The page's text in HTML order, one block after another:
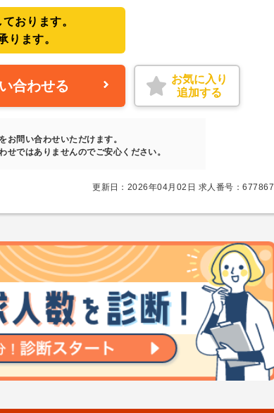
おります。
ります。
合わせる
お気に入り
追加する
お問い合わせいただけます。
せではありませんのでご安心ください。
更新日：2026年04月02日 求人番号：677867